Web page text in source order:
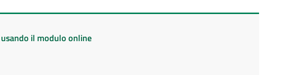
usando il modulo online